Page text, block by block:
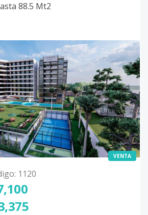
88.5 Mt2
VENTA
: 1120